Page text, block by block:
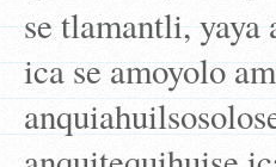
se tlamantli, yaya
ica se amoyolo